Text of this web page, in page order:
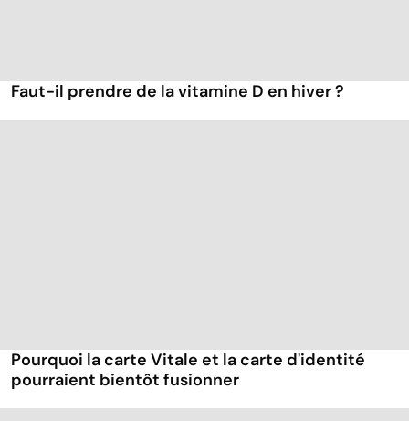
Faut-il prendre de la vitamine D en hiver ?
Pourquoi la carte Vitale et la carte d'identité
pourraient bientôt fusionner